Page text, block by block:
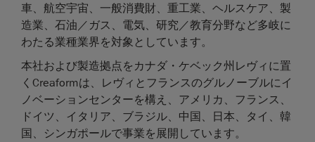
車、航空宇宙、一般消費財、重工業、ヘルスケア、製
造業、石油／ガス、電気、研究／教育分野など多岐に
わたる業種業界を対象としています。
本社および製造拠点をカナダ・ケベック州レヴィに置
くCreaformは、レヴィとフランスのグルノーブルにイ
ノベーションセンターを構え、アメリカ、フランス、
ドイツ、イタリア、ブラジル、中国、日本、タイ、韓
国、シンガポールで事業を展開しています。